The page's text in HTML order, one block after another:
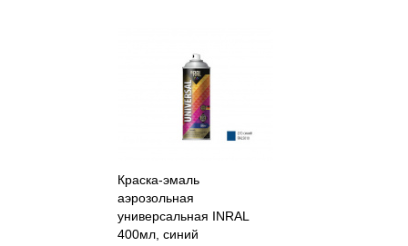
Краска-эмаль
аэрозольная
универсальная INRAL
400мл, синий